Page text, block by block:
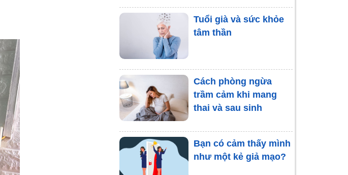
Tuổi già và sức khỏe
tâm thần
Cách phòng ngừa
trầm cảm khi mang
thai và sau sinh
Bạn có cảm thấy mình
như một kẻ giả mạo?